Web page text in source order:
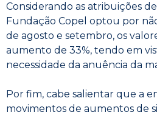
Considerando as atribuições
Fundação Copel optou por
de agosto e setembro, os
aumento de 33%, tendo em
necessidade da anuência da
Por fim, cabe salientar que a
movimentos de aumentos de